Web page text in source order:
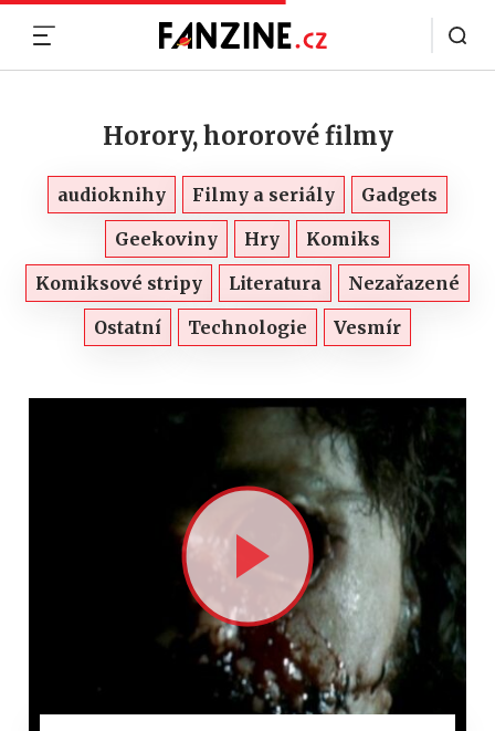
Horory, hororové filmy
audioknihy Filmy a seriály
Gadgets
Geekoviny
Hry
Komiks
Komiksové stripy
Literatura
Nezařazené
Ostatní
Technologie Vesmír